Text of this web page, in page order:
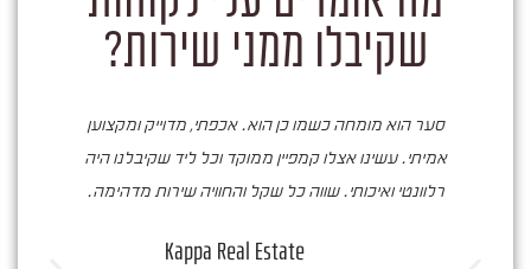
שקיבלו ממני שירות?
סער הוא מומחה כשמו כן הוא. אכפתי, מדוייק ומקצוען
אמיתי. עשינו אצלו קמפיין ממוקד וכל ליד שקיבלנו היה
רלוונטי ואיכותי. שווה כל שקל והחוויה שירות מדהימה.
Kappa Real Estate